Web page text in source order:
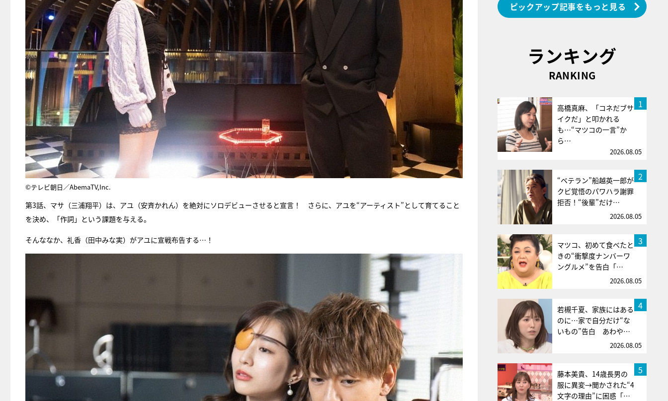
©テレビ朝日／AbemaTV,Inc.
第3話、マサ（三浦翔平）は、アユ（安斉かれん）を絶対にソロデビューさせると宣言！ さらに、アユを“アーティスト”として育てること
を決め、「作詞」という課題を与える。
そんななか、礼香（田中みな実）がアユに宣戦布告する…！
ピックアップ記事をもっと見る
ランキング
RANKING
1
高橋真麻、「コネだブサ
イクだ」と叩かれる
も…“マツコの一言”か
ら…
2026.08.05
2
“ベテラン”船越英一郎が
クビ覚悟のパワハラ謝罪
拒否！“後輩”だけ…
2026.08.05
3
マツコ、初めて食べたと
きの“衝撃度ナンバーワ
ングルメ”を告白「…
2026.08.05
4
若槻千夏、家族にはある
のに…家で自分だけ“な
いもの”告白 あわや…
2026.08.05
5
藤本美貴、14歳長男の
服に異変→聞かされた“4
文字の理由”に困惑「…